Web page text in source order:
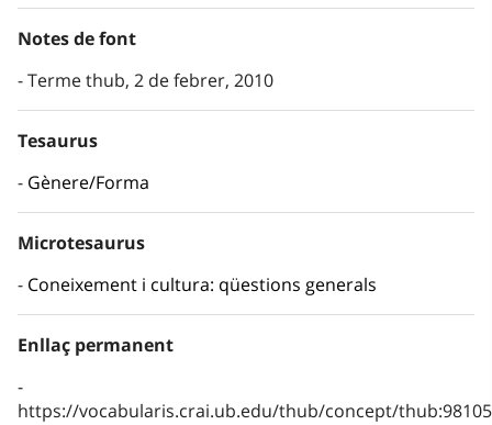
Notes de font
Terme thub, 2 de febrer, 2010
Tesaurus
Gènere/Forma
Microtesaurus
Coneixement i cultura: qüestions generals
Enllaç permanent
https://vocabularis.crai.ub.edu/thub/concept/